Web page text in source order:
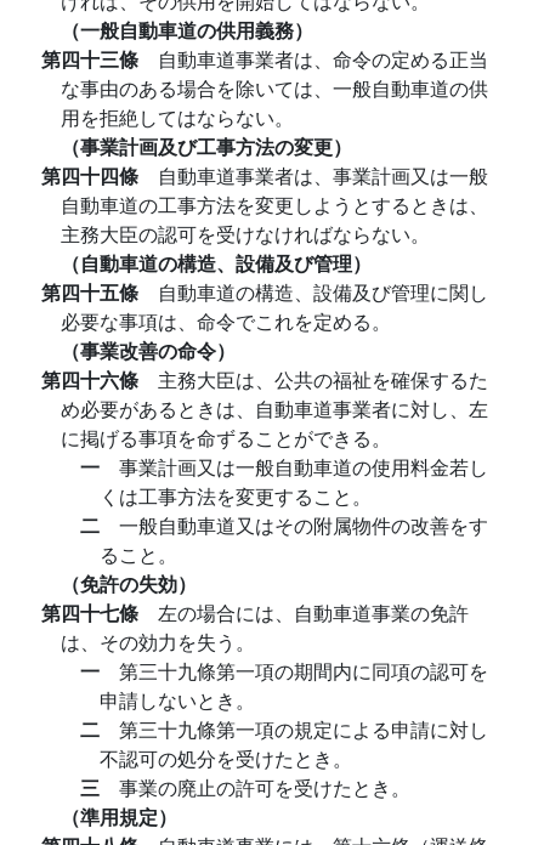
（一般自動車道の供用義務）
第四十三條 自動車道事業者は、命令の定める正当
な事由のある場合を除いては、一般自動車道の供
用を拒絶してはならない。
（事業計画及び工事方法の変更）
第四十四條 自動車道事業者は、事業計画又は一般
自動車道の工事方法を変更しようとするときは、
主務大臣の認可を受けなければならない。
（自動車道の構造、設備及び管理）
第四十五條 自動車道の構造、設備及び管理に関し
必要な事項は、命令でこれを定める。
（事業改善の命令）
第四十六條 主務大臣は、公共の福祉を確保するた
め必要があるときは、自動車道事業者に対し、左
に掲げる事項を命ずることができる。
一 事業計画又は一般自動車道の使用料金若し
くは工事方法を変更すること。
二 一般自動車道又はその附属物件の改善をす
ること。
（免許の失効）
第四十七條 左の場合には、自動車道事業の免許
は、その効力を失う。
一 第三十九條第一項の期間内に同項の認可を
申請しないとき。
二 第三十九條第一項の規定による申請に対し
不認可の処分を受けたとき。
三 事業の廃止の許可を受けたとき。
（準用規定）